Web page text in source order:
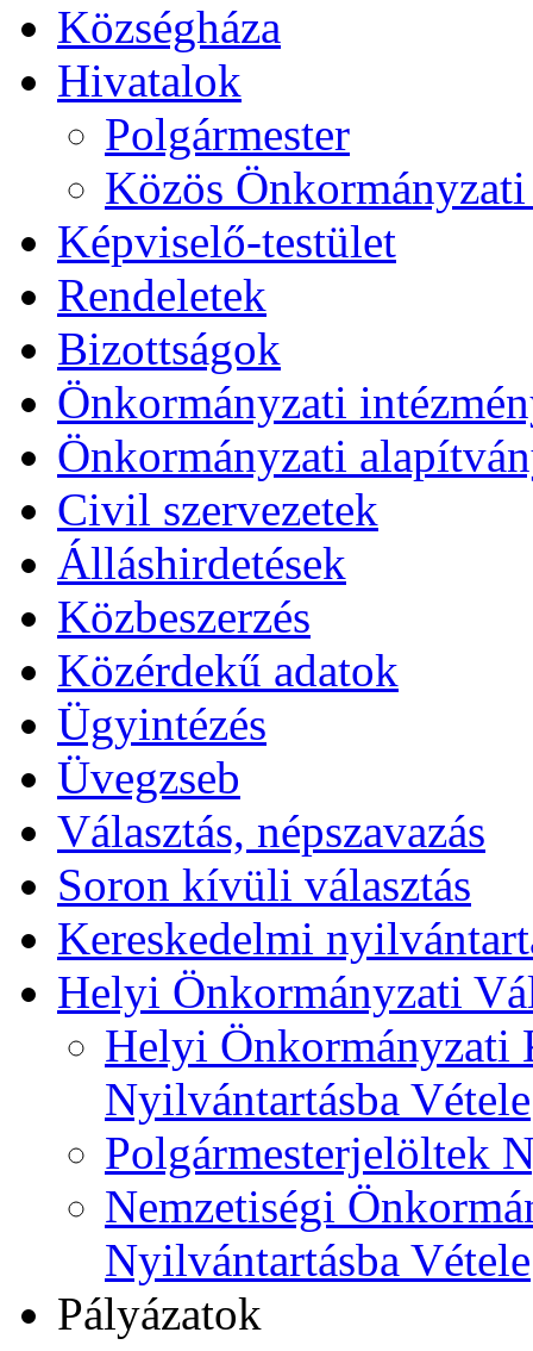
Községháza
Hivatalok
Polgármester
Közös
Képviselő-testület
Rendeletek
Bizottságok
Önkormányzati
Önkormányzati
Civil szervezetek
Álláshirdetések
Közbeszerzés
Közérdekű adatok
Ügyintézés
Üvegzseb
Választás, népszavazás
Soron kívüli választás
Kereskedelmi
Helyi Önkormányzati
Helyi Önkormányzati
Nyilvántartásba Vétele
Polgármesterjelöltek
Nemzetiségi
Nyilvántartásba Vétele
Pályázatok